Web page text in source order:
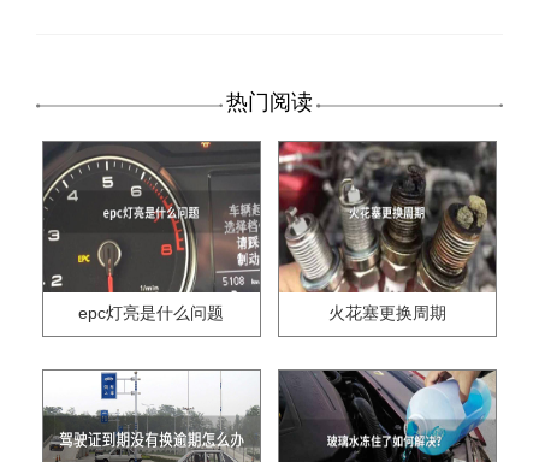
热门阅读
epc灯亮是什么问题 火花塞更换周期